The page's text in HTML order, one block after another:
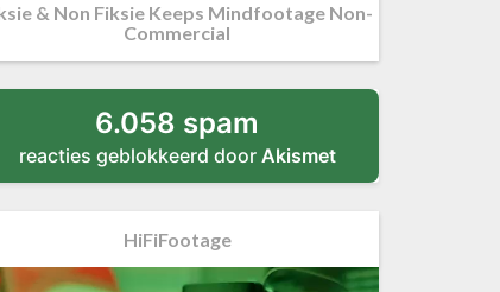
& Non Fiksie Keeps Mindfootage Non-
Commercial
6.058 spam
reacties geblokkeerd door Akismet
HiFiFootage